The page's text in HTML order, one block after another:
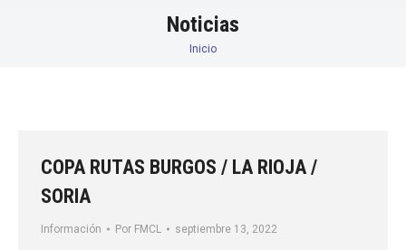
Noticias
Estás aquí:
Inicio
COPA RUTAS BURGOS / LA RIOJA /
SORIA
Información Por FMCL septiembre 13, 2022